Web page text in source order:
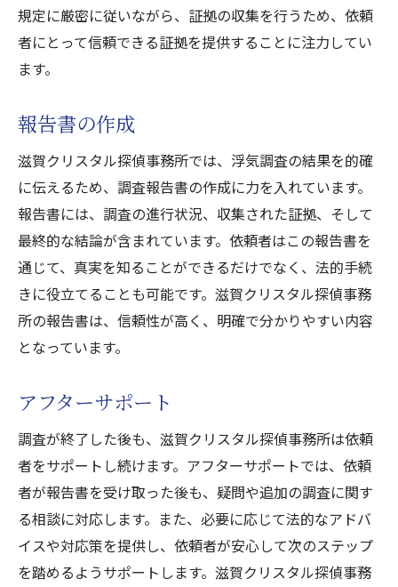
規定に厳密に従いながら、証拠の収集を行うため、依頼
者にとって信頼できる証拠を提供することに注力してい
ます。
報告書の作成
滋賀クリスタル探偵事務所では、浮気調査の結果を的確
に伝えるため、調査報告書の作成に力を入れています。
報告書には、調査の進行状況、収集された証拠、そして
最終的な結論が含まれています。依頼者はこの報告書を
通じて、真実を知ることができるだけでなく、法的手続
きに役立てることも可能です。滋賀クリスタル探偵事務
所の報告書は、信頼性が高く、明確で分かりやすい内容
となっています。
アフターサポート
調査が終了した後も、滋賀クリスタル探偵事務所は依頼
者をサポートし続けます。アフターサポートでは、依頼
者が報告書を受け取った後も、疑問や追加の調査に関す
る相談に対応します。また、必要に応じて法的なアドバ
イスや対応策を提供し、依頼者が安心して次のステップ
を踏めるようサポートします。滋賀クリスタル探偵事務